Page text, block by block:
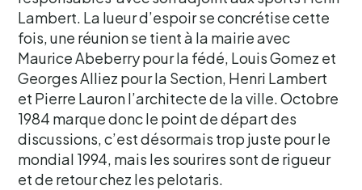
Lambert. La lueur d’espoir se concrétise cette
fois, une réunion se tient à la mairie avec
Maurice Abeberry pour la fédé, Louis Gomez et
Georges Alliez pour la Section, Henri Lambert
et Pierre Lauron l’architecte de la ville. Octobre
1984 marque donc le point de départ des
discussions, c’est désormais trop juste pour le
mondial 1994, mais les sourires sont de rigueur
et de retour chez les pelotaris.